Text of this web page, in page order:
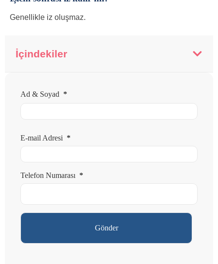
İçindekiler
Ad & Soyad *
E-mail Adresi *
Telefon Numarası *
Genellikle iz oluşmaz.